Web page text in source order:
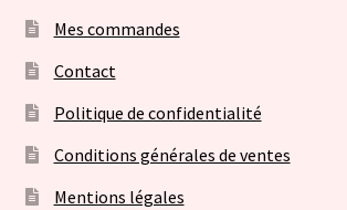
Mes commandes
Contact
Politique de confidentialité
Conditions générales de ventes
Mentions légales